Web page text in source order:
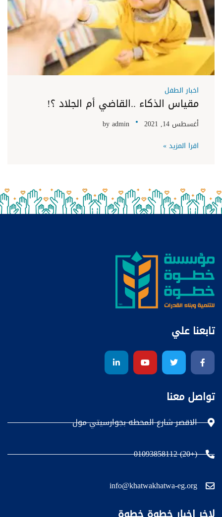
اخبار الطفل
مقياس الذكاء ..القاضي أم الجلاد ؟!
أغسطس 14, 2021 byadmin
اقرا المزيد »
تابعنا علي
تواصل معنا
الاقصر شارع المحطه بجوارسيتي مول
(+20) 01093858112
info@khatwakhatwa-eg.org